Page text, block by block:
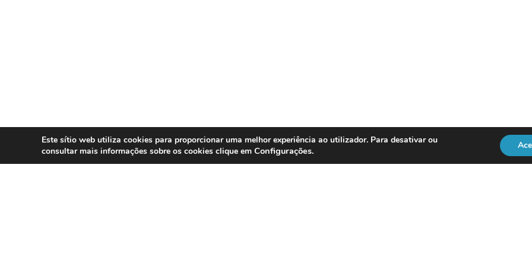
Este sítio web utiliza cookies para proporcionar uma melhor experiência ao utilizador. Para desativar ou
consultar mais informações sobre os cookies clique em Configurações.